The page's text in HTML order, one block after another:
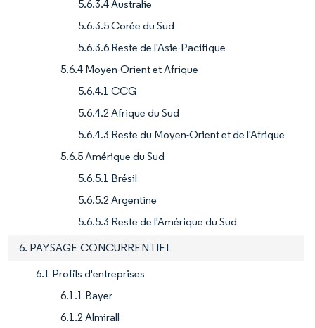
5.6.3.4 Australie
5.6.3.5 Corée du Sud
5.6.3.6 Reste de l'Asie-Pacifique
5.6.4 Moyen-Orient et Afrique
5.6.4.1 CCG
5.6.4.2 Afrique du Sud
5.6.4.3 Reste du Moyen-Orient et de l'Afrique
5.6.5 Amérique du Sud
5.6.5.1 Brésil
5.6.5.2 Argentine
5.6.5.3 Reste de l'Amérique du Sud
6. PAYSAGE CONCURRENTIEL
6.1 Profils d'entreprises
6.1.1 Bayer
6.1.2 Almirall